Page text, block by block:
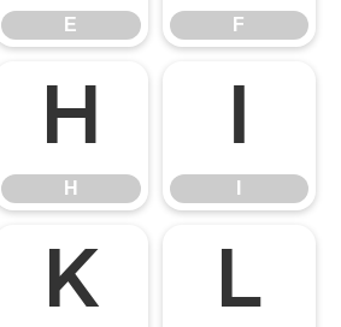
E F
H
H
I
K L